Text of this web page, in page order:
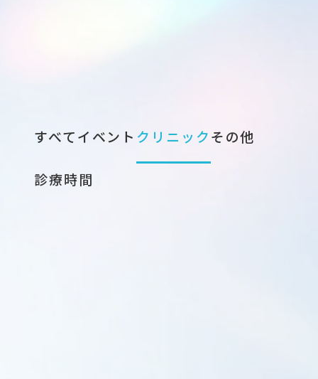
すべてイベント クリニックその他
診療時間